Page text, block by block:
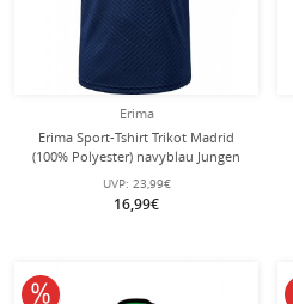
Erima
Erima Sport-Tshirt Trikot Madrid
(100% Polyester) navyblau Jungen
UVP: 23,99€
16,99€
10% reduziert